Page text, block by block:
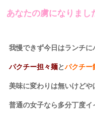
あなたの虜になりまし
我慢できず今日はランチ
パクチー担々麺とパクチー
美味に変わりは無いけどや
普通の女子なら多分丁度